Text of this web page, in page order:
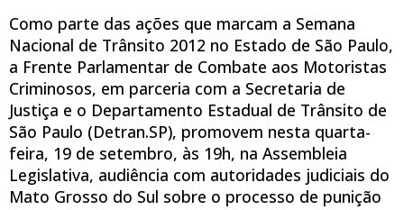
Como parte das ações que marcam a Semana
Nacional de Trânsito 2012 no Estado de São Paulo,
a Frente Parlamentar de Combate aos Motoristas
Criminosos, em parceria com a Secretaria de
Justiça e o Departamento Estadual de Trânsito de
São Paulo (Detran.SP), promovem nesta quarta-
feira, 19 de setembro, às 19h, na Assembleia
Legislativa, audiência com autoridades judiciais do
Mato Grosso do Sul sobre o processo de punição